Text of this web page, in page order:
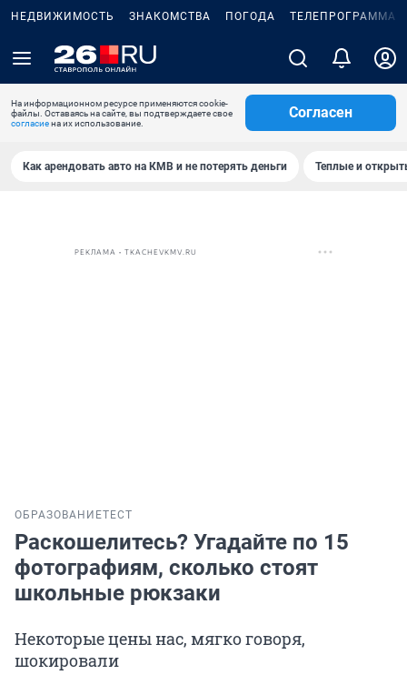
НЕДВИЖИМОСТЬ ЗНАКОМСТВА ПОГОДА ТЕЛЕПРОГРАММА
На информационном ресурсе применяются cookie-
файлы. Оставаясь на сайте, вы подтверждаете свое
согласиена их использование.
Согласен
Как арендовать авто на КМВ и не потерять деньги Теплые и
РЕКЛАМА • TKACHEVKMV.RU
ОБРАЗОВАНИЕТЕСТ
Раскошелитесь? Угадайте по 15
фотографиям, сколько стоят
школьные рюкзаки
Некоторые цены нас, мягко говоря,
шокировали